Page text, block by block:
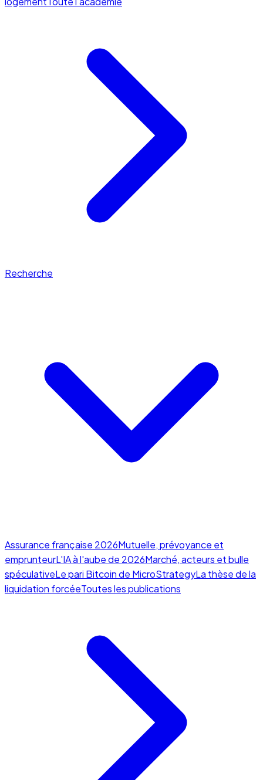
Recherche
Assurance française 2026Mutuelle, prévoyance et
emprunteurL'IA à l'aube de 2026Marché, acteurs et bulle
spéculativeLe pari Bitcoin de MicroStrategyLa thèse de la
liquidation forcéeToutes les publications